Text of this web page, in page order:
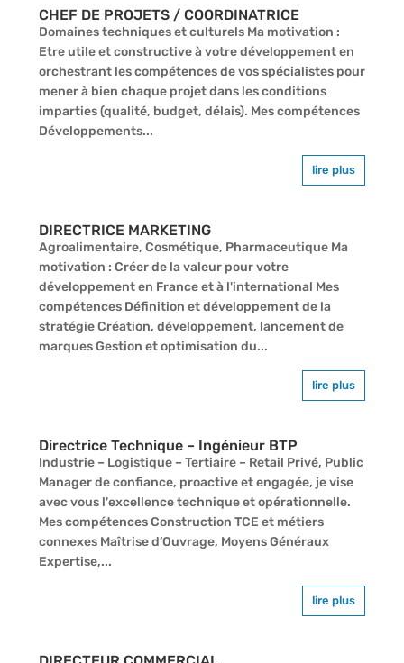
CHEF DE PROJETS / COORDINATRICE
Domaines techniques et culturels Ma motivation :
Etre utile et constructive à votre développement en
orchestrant les compétences de vos spécialistes pour
mener à bien chaque projet dans les conditions
imparties (qualité, budget, délais). Mes compétences
Développements...
lire plus
DIRECTRICE MARKETING
Agroalimentaire, Cosmétique, Pharmaceutique Ma
motivation : Créer de la valeur pour votre
développement en France et à l'international Mes
compétences Définition et développement de la
stratégie Création, développement, lancement de
marques Gestion et optimisation du...
lire plus
Directrice Technique – Ingénieur BTP
Industrie – Logistique – Tertiaire – Retail Privé, Public
Manager de confiance, proactive et engagée, je vise
avec vous l'excellence technique et opérationnelle.
Mes compétences Construction TCE et métiers
connexes Maîtrise d’Ouvrage, Moyens Généraux
Expertise,...
lire plus